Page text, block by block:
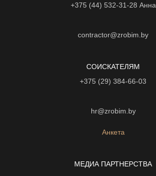
+375 (44) 532-31-28 Анна
contractor@zrobim.by
СОИСКАТЕЛЯМ
+375 (29) 384-66-03
hr@zrobim.by
Анкета
МЕДИА ПАРТНЕРСТВА